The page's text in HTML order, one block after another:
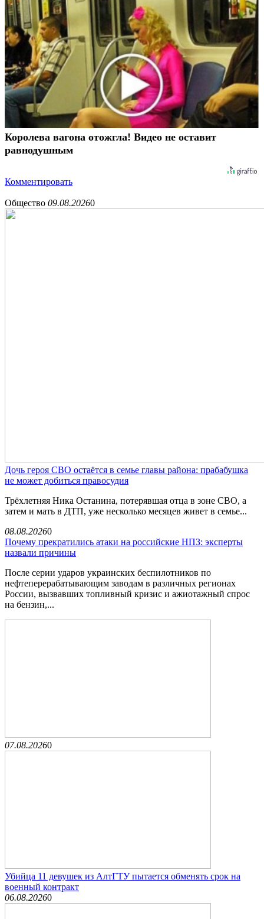
Королева вагона отожгла! Видео не оставит
равнодушным
Комментировать
Общество 09.08.20260
Дочь героя СВО остаётся в семье главы района: прабабушка
не может добиться правосудия
Трёхлетняя Ника Останина, потерявшая отца в зоне СВО, а
затем и мать в ДТП, уже несколько месяцев живет в семье...
08.08.20260
Почему прекратились атаки на российские НПЗ: эксперты
назвали причины
После серии ударов украинских беспилотников по
нефтеперерабатывающим заводам в различных регионах
России, вызвавших топливный кризис и ажиотажный спрос
на бензин,...
07.08.20260
Убийца 11 девушек из АлтГТУ пытается обменять срок на
военный контракт
06.08.20260